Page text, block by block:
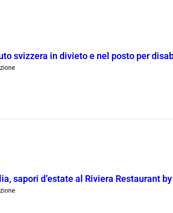
svizzera in divieto e nel posto per
sapori d’estate al Riviera Restaurant